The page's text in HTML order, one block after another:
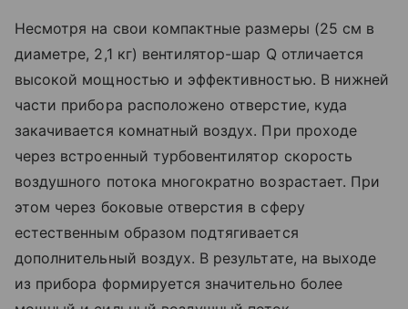
Несмотря на свои компактные размеры (25 см в
диаметре, 2,1 кг) вентилятор-шар Q отличается
высокой мощностью и эффективностью. В нижней
части прибора расположено отверстие, куда
закачивается комнатный воздух. При проходе
через встроенный турбовентилятор скорость
воздушного потока многократно возрастает. При
этом через боковые отверстия в сферу
естественным образом подтягивается
дополнительный воздух. В результате, на выходе
из прибора формируется значительно более